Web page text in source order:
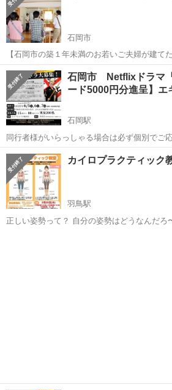
石岡市
【石岡市の築１年未満のお若いご夫婦が建て
人気のコンセプト企画商品「ヘンマベスト」
書斎など住まい方にこだわった間取りが特
貴重な意見もご参考下さ...
茨城 石岡市 その他
石岡市 Netflixドラマ
ード5000円分進呈】
石岡駅
同行者様がいらっしゃる場合は必ず個別でご
す。 リスト化をするためにご協力をお願いし
に拡散お願いします。 お友達、お知り合いなどにも拡散お願いしま
す。 内容をご確...
茨城 石岡市 石岡駅 その他 エ
カイロプラクティック
羽鳥駅
正しい姿勢って？ 自分の姿勢はどうなんだろ